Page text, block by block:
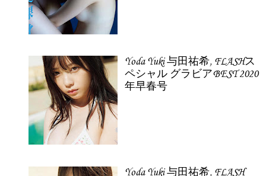
Yoda Yuki 与田祐希, FLASHス
ペシャル グラビアBEST 2020
年早春号
Yoda Yuki 与田祐希, FLASH